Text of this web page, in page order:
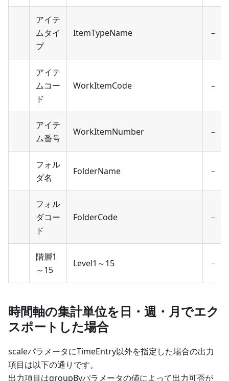
アイテ
ムタイ
プ
ItemTypeName －
アイテ
ムコー
ド
WorkItemCode －
アイテ
ム番号
WorkItemNumber －
フォル
ダ名
FolderName －
フォル
ダコー
ド
FolderCode －
階層1
～15
Level1～15 －
時間軸の集計単位を日・週・月でエク
スポートした場合
scaleパラメータにTimeEntry以外を指定した場合の出力
項目は以下の通りです。
出力項目はgroupByパラメータの値によって出力可否が